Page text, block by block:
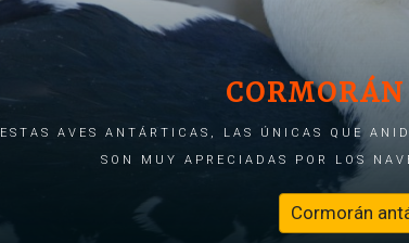
ESTAS AVES ANTÁRTICAS, LAS ÚNICAS QUE
SON MUY APRECIADAS POR LOS
Cormorán